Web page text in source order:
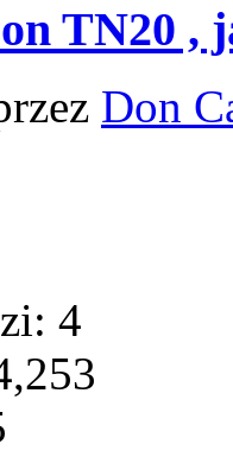
TN20 ,
Don
4